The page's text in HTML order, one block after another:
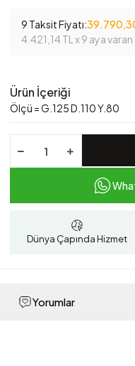
9 Taksit Fiyatı:
4.421,14 TL x 9 aya varan
Ürün İçeriği
Ölçü = G.125 D.110 Y.80
Dünya Çapında Hizmet
Yorumlar